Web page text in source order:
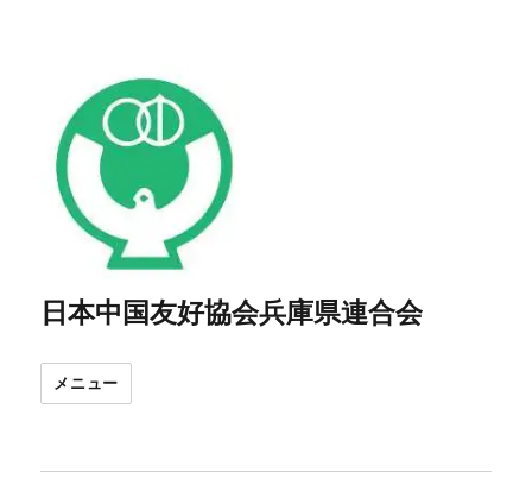
日本中国友好協会兵庫県連合会
メニュー